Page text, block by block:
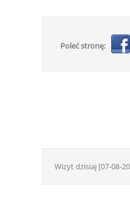
Poleć stronę:
Wizyt dzisiaj [07-08-